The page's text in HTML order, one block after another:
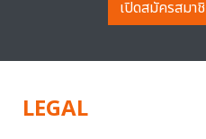
เปิดสมัครสมา
LEGAL